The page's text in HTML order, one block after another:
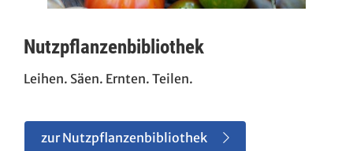
Nutzpflanzenbibliothek
Leihen. Säen. Ernten. Teilen.
zur Nutzpflanzenbibliothek